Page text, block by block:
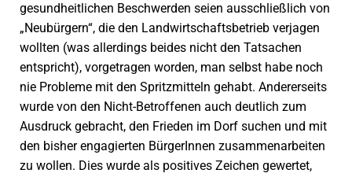
gesundheitlichen Beschwerden seien ausschließlich von
„Neubürgern“, die den Landwirtschaftsbetrieb verjagen
wollten (was allerdings beides nicht den Tatsachen
entspricht), vorgetragen worden, man selbst habe noch
nie Probleme mit den Spritzmitteln gehabt. Andererseits
wurde von den Nicht-Betroffenen auch deutlich zum
Ausdruck gebracht, den Frieden im Dorf suchen und mit
den bisher engagierten BürgerInnen zusammenarbeiten
zu wollen. Dies wurde als positives Zeichen gewertet,